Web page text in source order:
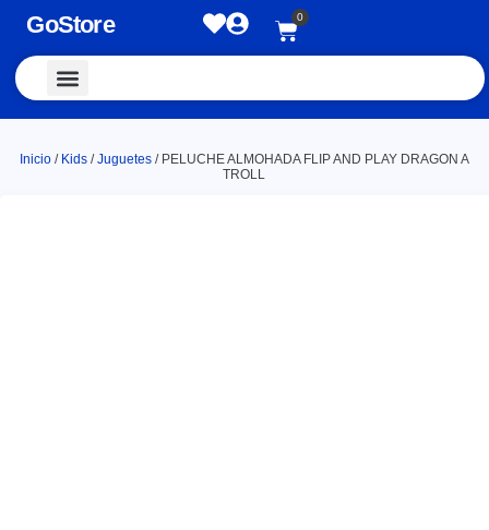
GoStore 0
Inicio/ Kids/Juguetes/ PELUCHE ALMOHADA FLIP AND PLAY DRAGON A
TROLL